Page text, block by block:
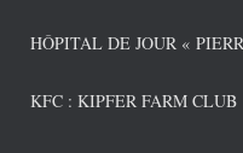
HÔPITAL DE JOUR «
KFC : KIPFER FARM CLUB